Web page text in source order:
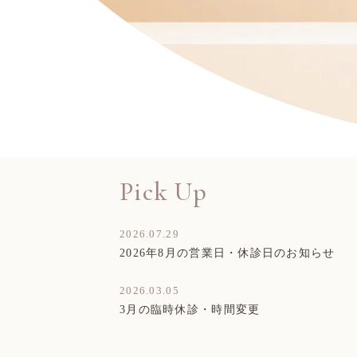
Pick Up
2026.07.29
2026年8月の営業日・休診日のお知らせ
2026.03.05
3月の臨時休診・時間変更